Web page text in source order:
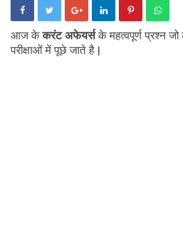
आज केकरंट अफेयर्सके महत्वपूर्ण प्रश्न
परीक्षाओं में पूछे जाते है |